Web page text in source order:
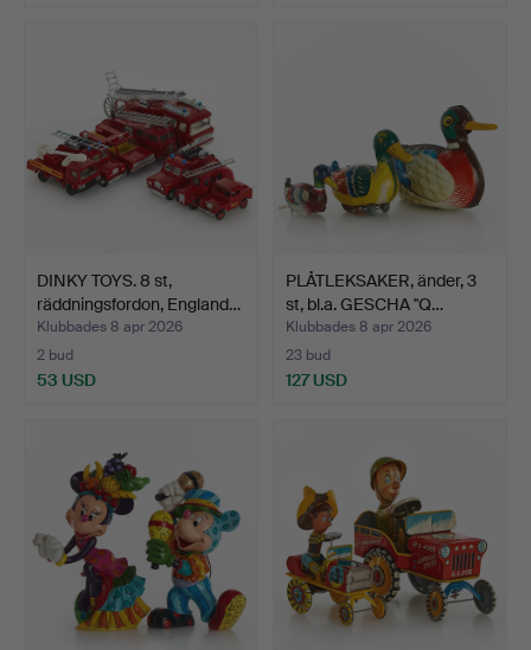
DINKY TOYS. 8 st,
räddningsfordon, England…
Klubbades 8 apr 2026
2 bud
53 USD
PLÅTLEKSAKER, änder, 3
st, bl.a. GESCHA "Q…
Klubbades 8 apr 2026
23 bud
127 USD